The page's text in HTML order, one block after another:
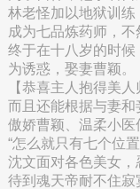
林老怪加以地狱训练
成为七品炼药师，不
终于在十八岁的时
为诱惑，娶妻曹颖。
【恭喜主人抱得美
而且还能根据与妻和
傲娇曹颖、温柔小
“怎么就只有七个位
沈文面对各色美女，
待到魂天帝耐不住